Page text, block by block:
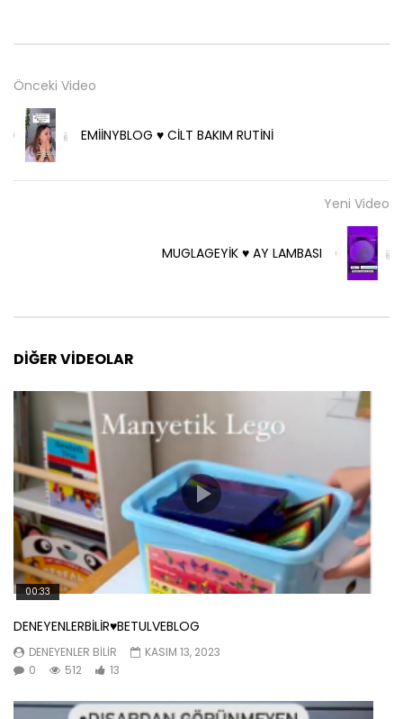
Önceki Video
EMİİNYBLOG ♥️ CİLT BAKIM RUTİNİ
Yeni Video
MUGLAGEYİK ♥️ AY LAMBASI
DIĞER VIDEOLAR
00:33
DENEYENLERBİLİR♥️BETULVEBLOG
DENEYENLER BILIR
KASIM 13, 2023
0
512 13